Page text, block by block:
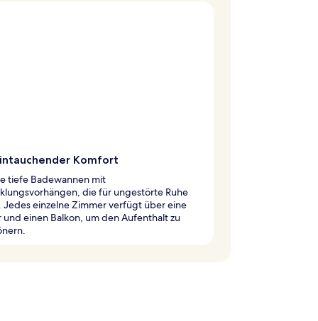
Komfort
tiefe Badewannen mit
die für ungestörte Ruhe
Jedes einzelne Zimmer verfügt über eine
und einen Balkon, um den Aufenthalt zu